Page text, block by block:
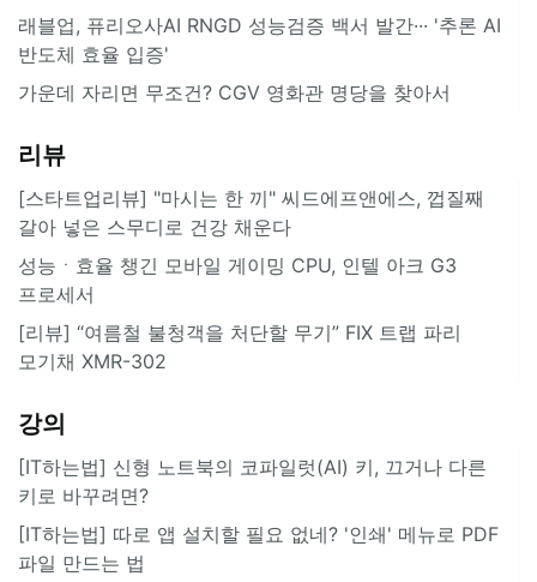
래블업, 퓨리오사AI RNGD 성능검증 백서 발간··· '추론 AI
반도체 효율 입증'
가운데 자리면 무조건? CGV 영화관 명당을 찾아서
리뷰
[스타트업리뷰] "마시는 한 끼" 씨드에프앤에스, 껍질째
갈아 넣은 스무디로 건강 채운다
성능ㆍ효율 챙긴 모바일 게이밍 CPU, 인텔 아크 G3
프로세서
[리뷰] “여름철 불청객을 처단할 무기” FIX 트랩 파리
모기채 XMR-302
강의
[IT하는법] 신형 노트북의 코파일럿(AI) 키, 끄거나 다른
키로 바꾸려면?
[IT하는법] 따로 앱 설치할 필요 없네? '인쇄' 메뉴로 PDF
파일 만드는 법